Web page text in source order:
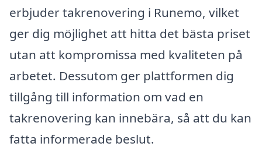
erbjuder takrenovering i Runemo, vilket
ger dig möjlighet att hitta det bästa priset
utan att kompromissa med kvaliteten på
arbetet. Dessutom ger plattformen dig
tillgång till information om vad en
takrenovering kan innebära, så att du kan
fatta informerade beslut.